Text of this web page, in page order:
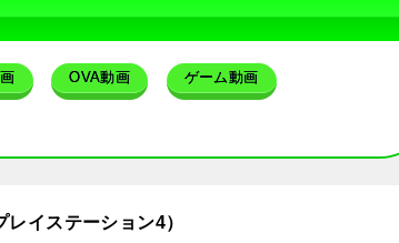
OVA動画 ゲーム動画
レイステーション4）